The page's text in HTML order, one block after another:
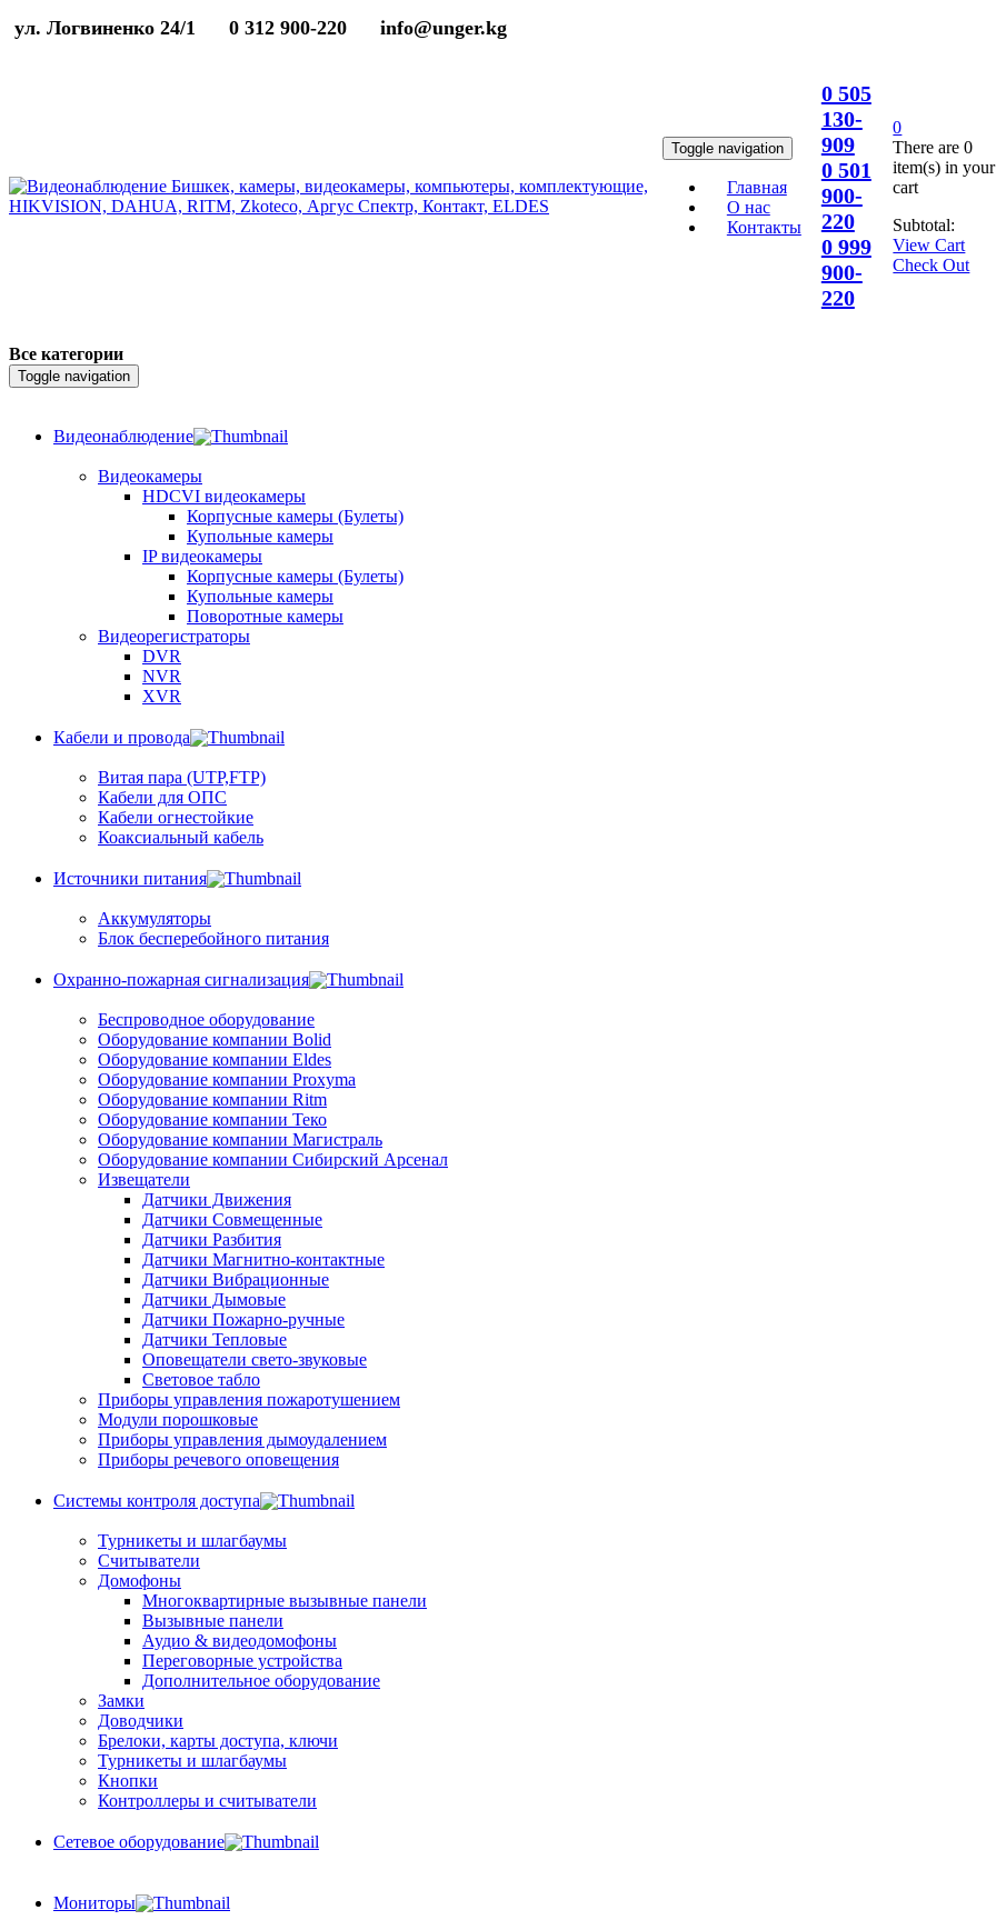
ул. Логвиненко 24/1 0 312 900-220 info@unger.kg
Toggle navigation
Главная
О нас
Контакты
0 505
130-
909
0 501
900-
220
0 999
900-
220
0
There are0
item(s) in your
cart
Subtotal:
View Cart
Check Out
Все категории
Toggle navigation
Видеонаблюдение
Видеокамеры
HDCVI видеокамеры
Корпусные камеры (Булеты)
Купольные камеры
IP видеокамеры
Корпусные камеры (Булеты)
Купольные камеры
Поворотные камеры
Видеорегистраторы
DVR
NVR
XVR
Кабели и провода
Витая пара (UTP,FTP)
Кабели для ОПС
Кабели огнестойкие
Коаксиальный кабель
Источники питания
Аккумуляторы
Блок бесперебойного питания
Охранно-пожарная сигнализация
Беспроводное оборудование
Оборудование компании Bolid
Оборудование компании Eldes
Оборудование компании Proxyma
Оборудование компании Ritm
Оборудование компании Теко
Оборудование компании Магистраль
Оборудование компании Сибирский Арсенал
Извещатели
Датчики Движения
Датчики Совмещенные
Датчики Разбития
Датчики Магнитно-контактные
Датчики Вибрационные
Датчики Дымовые
Датчики Пожарно-ручные
Датчики Тепловые
Оповещатели свето-звуковые
Световое табло
Приборы управления пожаротушением
Модули порошковые
Приборы управления дымоудалением
Приборы речевого оповещения
Системы контроля доступа
Турникеты и шлагбаумы
Cчитыватели
Домофоны
Многоквартирные вызывные панели
Вызывные панели
Аудио & видеодомофоны
Переговорные устройства
Дополнительное оборудование
Замки
Доводчики
Брелоки, карты доступа, ключи
Турникеты и шлагбаумы
Кнопки
Контроллеры и считыватели
Сетевое оборудование
Мониторы